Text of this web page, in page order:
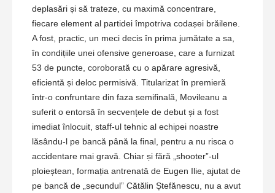
deplasări și să trateze, cu maximă concentrare,
fiecare element al partidei împotriva codașei brăilene.
A fost, practic, un meci decis în prima jumătate a sa,
în condițiile unei ofensive generoase, care a furnizat
53 de puncte, coroborată cu o apărare agresivă,
eficientă și deloc permisivă. Titularizat în premieră
într-o confruntare din faza semifinală, Movileanu a
suferit o entorsă în secvențele de debut și a fost
imediat înlocuit, staff-ul tehnic al echipei noastre
lăsându-l pe bancă până la final, pentru a nu risca o
accidentare mai gravă. Chiar și fără „shooter”-ul
ploieștean, formația antrenată de Eugen Ilie, ajutat de
pe bancă de „secundul” Cătălin Ștefănescu, nu a avut